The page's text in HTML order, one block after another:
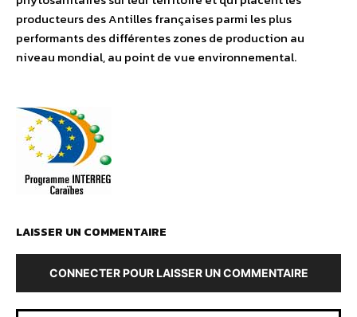
producteurs des Antilles françaises parmi les plus
performants des différentes zones de production au
niveau mondial, au point de vue environnemental.
LAISSER UN COMMENTAIRE
CONNECTER POUR LAISSER UN COMMENTAIRE